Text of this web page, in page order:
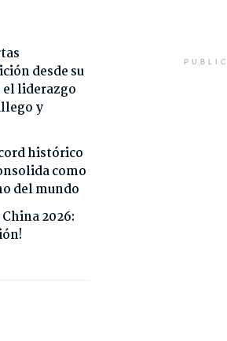
desde su
liderazgo
y
histórico
como
del mundo
2026: